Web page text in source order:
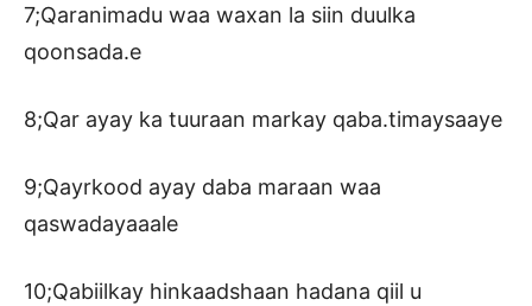
7;Qaranimadu waa waxan la siin duulka
qoonsada.e
8;Qar ayay ka tuuraan markay qaba.timaysaaye
9;Qayrkood ayay daba maraan waa
qaswadayaaale
10;Qabiilkay hinkaadshaan hadana qiil u